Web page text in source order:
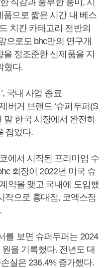
으로 짧은 시간 내 베스
치킨 카테고리 전반의
으로도 bhc만의 연구개
정조준한 신제품을 지
혔다.
국내 사업 종료
버거 브랜드 ‘슈퍼두퍼(S
말 한국 시장에서 완전히
접었다.
에서 시작된 프리미엄 수
회장이 2022년 미국 슈
약을 맺고 국내에 도입했
작으로 홍대점, 코엑스점
를 보면 슈퍼두퍼는 2024
을 기록했다. 전년도 대
실은 236.4% 증가했다.